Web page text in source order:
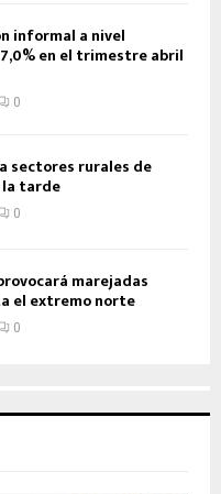
informal a nivel
en el trimestre abril
0
sectores rurales de
la tarde
0
marejadas
el extremo norte
0